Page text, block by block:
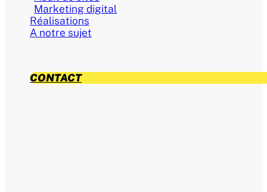
Marketing digital
Réalisations
A notre sujet
CONTACT